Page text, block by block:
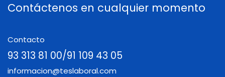
Contáctenos en cualquier momento
Contacto
93 313 81 00/91 109 43 05
informacion@teslaboral.com